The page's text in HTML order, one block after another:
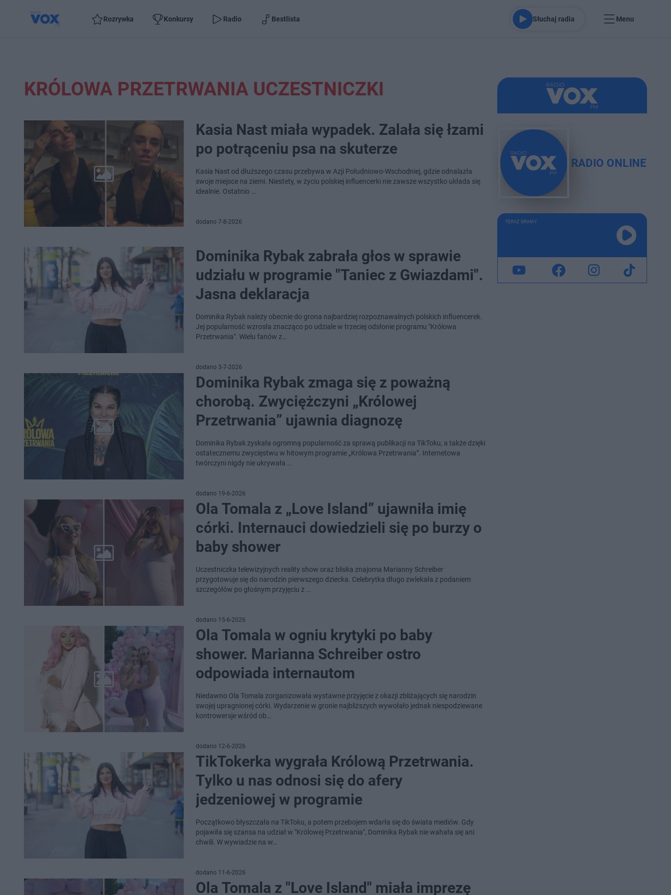
Rozrywka Konkursy Radio Bestlista Słuchaj radia Menu
KRÓLOWA PRZETRWANIA UCZESTNICZKI
Kasia Nast miała wypadek. Zalała się łzami
po potrąceniu psa na skuterze
Kasia Nast od dłuższego czasu przebywa w Azji Południowo-Wschodniej, gdzie odnalazła
swoje miejsce na ziemi. Niestety, w życiu polskiej influencerki nie zawsze wszystko układa się
idealnie. Ostatnio …
dodano 7-8-2026
Dominika Rybak zabrała głos w sprawie
udziału w programie "Taniec z Gwiazdami".
Jasna deklaracja
Dominika Rybak należy obecnie do grona najbardziej rozpoznawalnych polskich influencerek.
Jej popularność wzrosła znacząco po udziale w trzeciej odsłonie programu "Królowa
Przetrwania". Wielu fanów z…
dodano 3-7-2026
Dominika Rybak zmaga się z poważną
chorobą. Zwyciężczyni „Królowej
Przetrwania” ujawnia diagnozę
Dominika Rybak zyskała ogromną popularność za sprawą publikacji na TikToku, a także dzięki
ostatecznemu zwycięstwu w hitowym programie „Królowa Przetrwania”. Internetowa
twórczyni nigdy nie ukrywała …
dodano 19-6-2026
Ola Tomala z „Love Island” ujawniła imię
córki. Internauci dowiedzieli się po burzy o
baby shower
Uczestniczka telewizyjnych reality show oraz bliska znajoma Marianny Schreiber
przygotowuje się do narodzin pierwszego dziecka. Celebrytka długo zwlekała z podaniem
szczegółów po głośnym przyjęciu z …
dodano 15-6-2026
Ola Tomala w ogniu krytyki po baby
shower. Marianna Schreiber ostro
odpowiada internautom
Niedawno Ola Tomala zorganizowała wystawne przyjęcie z okazji zbliżających się narodzin
swojej upragnionej córki. Wydarzenie w gronie najbliższych wywołało jednak niespodziewane
kontrowersje wśród ob…
dodano 12-6-2026
TikTokerka wygrała Królową Przetrwania.
Tylko u nas odnosi się do afery
jedzeniowej w programie
Początkowo błyszczała na TikToku, a potem przebojem wdarła się do świata mediów. Gdy
pojawiła się szansa na udział w "Królowej Przetrwania", Dominika Rybak nie wahała się ani
chwili. W wywiadzie na w…
dodano 11-6-2026
Ola Tomala z "Love Island" miała imprezę
RADIO ONLINE
TERAZ GRAMY